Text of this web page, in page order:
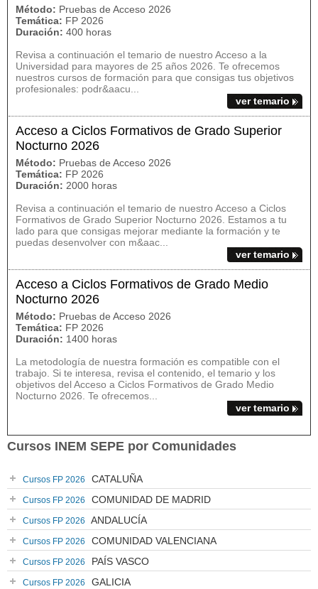
Método: Pruebas de Acceso 2026
Temática: FP 2026
Duración: 400 horas
Revisa a continuación el temario de nuestro Acceso a la
Universidad para mayores de 25 años 2026. Te ofrecemos
nuestros cursos de formación para que consigas tus objetivos
profesionales: podr&aacu...
ver temario
Acceso a Ciclos Formativos de Grado Superior
Nocturno 2026
Método: Pruebas de Acceso 2026
Temática: FP 2026
Duración: 2000 horas
Revisa a continuación el temario de nuestro Acceso a Ciclos
Formativos de Grado Superior Nocturno 2026. Estamos a tu
lado para que consigas mejorar mediante la formación y te
puedas desenvolver con m&aac...
ver temario
Acceso a Ciclos Formativos de Grado Medio
Nocturno 2026
Método: Pruebas de Acceso 2026
Temática: FP 2026
Duración: 1400 horas
La metodología de nuestra formación es compatible con el
trabajo. Si te interesa, revisa el contenido, el temario y los
objetivos del Acceso a Ciclos Formativos de Grado Medio
Nocturno 2026. Te ofrecemos...
ver temario
Cursos INEM SEPE por Comunidades
Cursos FP 2026 CATALUÑA
Cursos FP 2026 COMUNIDAD DE MADRID
Cursos FP 2026 ANDALUCÍA
Cursos FP 2026 COMUNIDAD VALENCIANA
Cursos FP 2026 PAÍS VASCO
Cursos FP 2026 GALICIA